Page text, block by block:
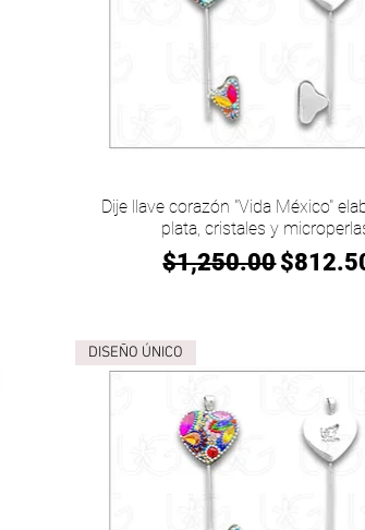
Vista rápida
Dije llave corazón "Vida México"
plata, cristales y
Precio
$1,250.00Precio
DISEÑO ÚNICO